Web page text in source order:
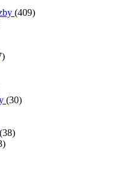
(409)
(30)
(38)